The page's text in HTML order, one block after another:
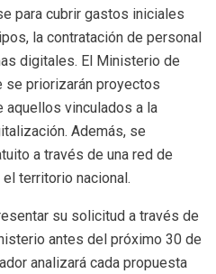
para cubrir gastos iniciales
la contratación de personal
digitales. El Ministerio de
se priorizarán proyectos
aquellos vinculados a la
Además, se
a través de una red de
territorio nacional.
su solicitud a través de
antes del próximo 30 de
analizará cada propuesta